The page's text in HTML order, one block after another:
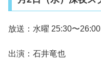
放送：水曜 25:30〜26:00
出演：石井竜也